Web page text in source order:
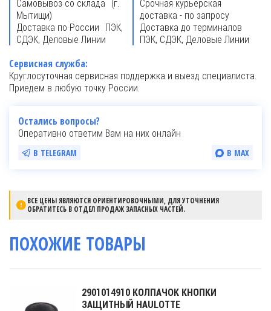
Самовывоз со склада (г.
Мытищи)
Срочная курьерская
доставка - по запросу
Доставка по России ПЭК,
СДЭК, Деловые Линии
Доставка до терминалов
ПЭК, СДЭК, Деловые Линии
Сервисная служба:
Круглосуточная сервисная поддержка и выезд специалиста.
Приедем в любую точку России.
Остались вопросы?
Оперативно ответим Вам на них онлайн
В TELEGRAM В MAX
ВСЕ ЦЕНЫ ЯВЛЯЮТСЯ ОРИЕНТИРОВОЧНЫМИ, ДЛЯ УТОЧНЕНИЯ
ОБРАТИТЕСЬ В ОТДЕЛ ПРОДАЖ ЗАПАСНЫХ ЧАСТЕЙ.
ПОХОЖИЕ ТОВАРЫ
2901014910 КОЛПАЧОК КНОПКИ
ЗАЩИТНЫЙ HAULOTTE